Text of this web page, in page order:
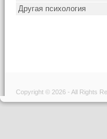
Другая психология
Copyright © 2026 - All Rights